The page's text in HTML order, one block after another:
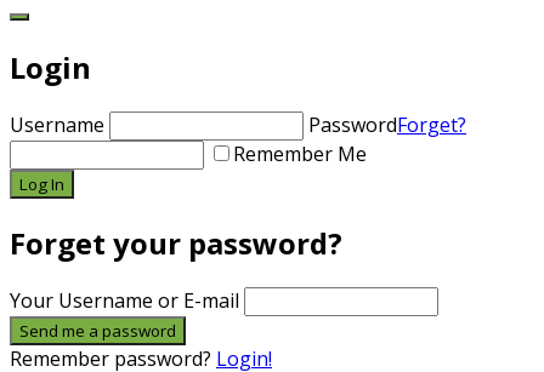
Login
Username PasswordForget?
Remember Me
Forget your password?
Your Username or E-mail
Remember password? Login!